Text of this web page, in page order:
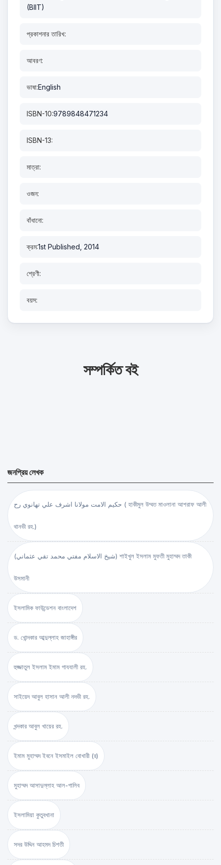
(BIIT)
প্রকাশনার তারিখ:
আবরণ:
ভাষা:English
ISBN-10:9789848471234
ISBN-13:
মাত্রা:
ওজন:
বাঁধানো:
ক্রম:1st Published, 2014
শ্রেণী:
বয়স:
সম্পর্কিত বই
জনপ্রিয় লেখক
حكيم الامت مولانا اشرف علي تهانوي رح ( হাকীমুল উম্মত মাওলানা আশরাফ আলী
থানভী রহ.)
(شيخ الاسلام مفتي محمد تقي عثماني) শাইখুল ইসলাম মুফতী মুহাম্মদ তাকী
উসমানী
ইসলামিক ফাউন্ডেশন বাংলাদেশ
ড. খোন্দকার আব্দুল্লাহ জাহাঙ্গীর
হুজ্জাতুল ইসলাম ইমাম গাযযালী রহ.
সাইয়েদ আবুল হাসান আলী নদভী রহ.
খন্দকার আবুল খায়ের রহ.
ইমাম মুহাম্মদ ইবনে ইসমাইল বোখারী (র)
মুহাম্মদ আসাদুল্লাহ আল-গালিব
ইসলামিয়া কুতুবখানা
সদর উদ্দিন আহমদ চিশতী